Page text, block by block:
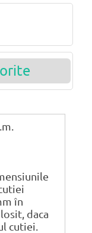
în
daca
cutiei.